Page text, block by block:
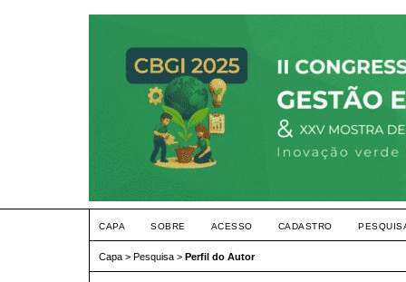
CAPA SOBRE ACESSO CADASTRO
Capa > Pesquisa > Perfil do Autor